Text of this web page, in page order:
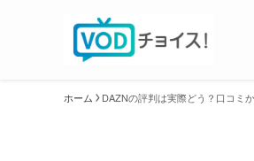
ホーム DAZNの評判は実際どう？口コミ